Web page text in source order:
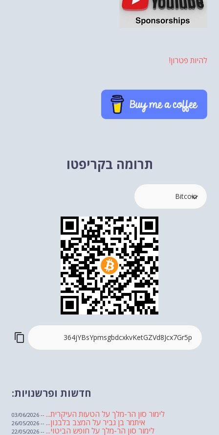
להיות פטרון!
תרומה בקריפטו
חדשות ופרשנויות:
לימור סון הר-מלך על הטעות העיקרית... -- 03/06/2026
איתמר בן גביר על המצב בלבנון... -- 26/05/2026
לימור סון הר-מלך על חופש הביטוי... -- 22/05/2026